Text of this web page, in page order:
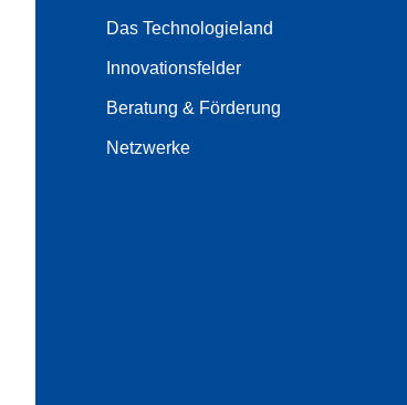
Das Technologieland
Innovationsfelder
Beratung & Förderung
Netzwerke